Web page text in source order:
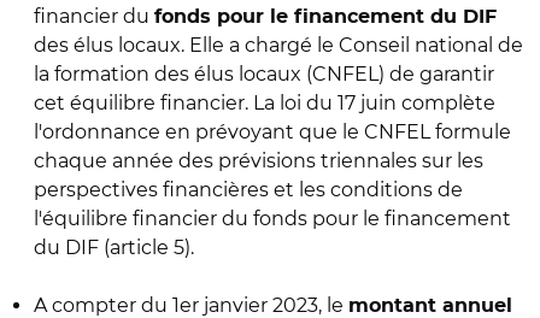
financier du fonds pour le financement du DIF
des élus locaux. Elle a chargé le Conseil national de
la formation des élus locaux (CNFEL) de garantir
cet équilibre financier. La loi du 17 juin complète
l'ordonnance en prévoyant que le CNFEL formule
chaque année des prévisions triennales sur les
perspectives financières et les conditions de
l'équilibre financier du fonds pour le financement
du DIF (article 5).
A compter du 1er janvier 2023, le montant annuel